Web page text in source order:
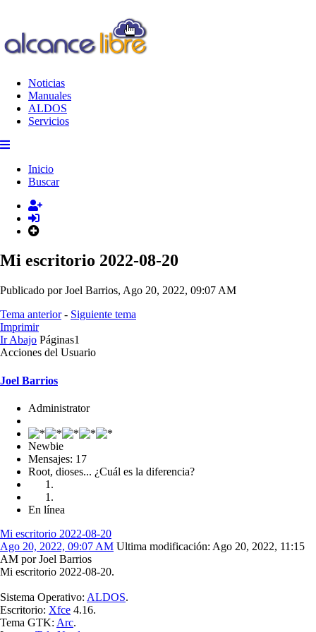
Noticias
Manuales
ALDOS
Servicios
Inicio
Buscar
Mi escritorio 2022-08-20
Publicado por Joel Barrios, Ago 20, 2022, 09:07 AM
Tema anterior- Siguiente tema
Imprimir
Ir Abajo Páginas1
Acciones del Usuario
Joel Barrios
Administrator
Newbie
Mensajes: 17
Root, dioses... ¿Cuál es la diferencia?
En línea
Mi escritorio 2022-08-20
Ago 20, 2022, 09:07 AM Ultima modificación: Ago 20, 2022, 11:15
AM por Joel Barrios
Mi escritorio 2022-08-20.
Sistema Operativo: ALDOS.
Escritorio: Xfce 4.16.
Tema GTK: Arc.